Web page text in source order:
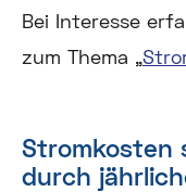
Bei Interesse
zum Thema „
Stromkosten
durch